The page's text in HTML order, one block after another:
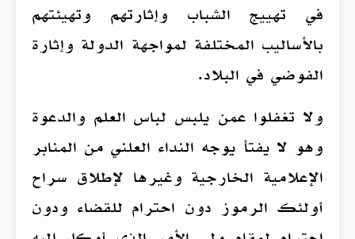
في تهييج الشباب وإثارتهم وتهيئتهم
بالأساليب المختلفة لمواجهة الدولة وإثارة
الفوضي في البلاد.
ولا تغفلوا عمن يلبس لباس العلم والدعوة
وهو لا يفتأ يوجه النداء العلني من المنابر
الإعلامية الخارجية وغيرها لإطلاق سراح
أولئك الرموز دون احترام للقضاء ودون